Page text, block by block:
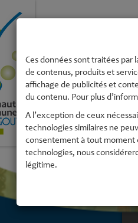
Ces données sont traitées par
de contenus, produits et
affichage de publicités et
du contenu. Pour plus
A l’exception de ceux
technologies similaires ne
consentement à tout moment
technologies, nous
légitime.